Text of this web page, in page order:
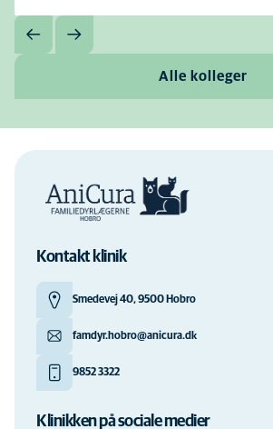
Alle kolleger
Kontakt klinik
Smedevej 40, 9500 Hobro
famdyr.hobro@anicura.dk
9852 3322
Klinikken på sociale medier